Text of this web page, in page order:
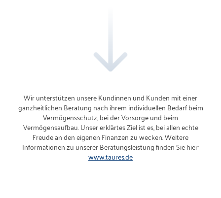
Wir unterstützen unsere Kundinnen und Kunden mit einer
ganzheitlichen Beratung nach ihrem individuellen Bedarf beim
Vermögensschutz, bei der Vorsorge und beim
Vermögensaufbau. Unser erklärtes Ziel ist es, bei allen echte
Freude an den eigenen Finanzen zu wecken. Weitere
Informationen zu unserer Beratungsleistung finden Sie hier:
www.taures.de